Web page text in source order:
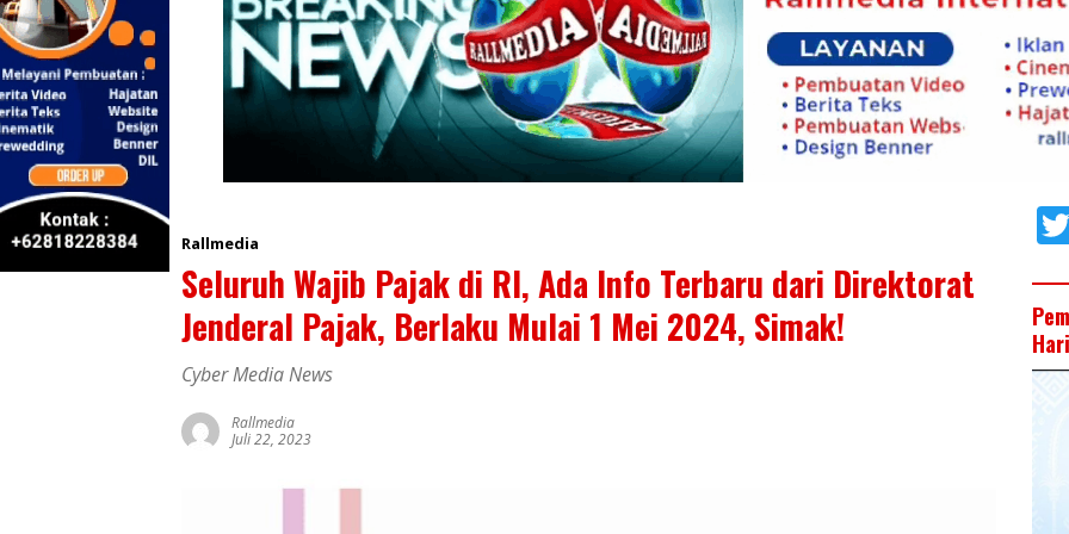
Rallmedia
Seluruh Wajib Pajak di RI, Ada Info Terbaru dari Direktorat
Jenderal Pajak, Berlaku Mulai 1 Mei 2024, Simak!
Cyber Media News
Rallmedia
Juli 22, 2023